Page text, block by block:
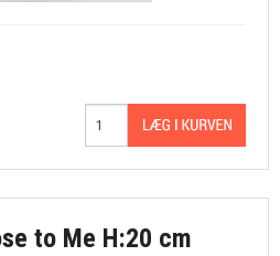
to Me H:20 cm